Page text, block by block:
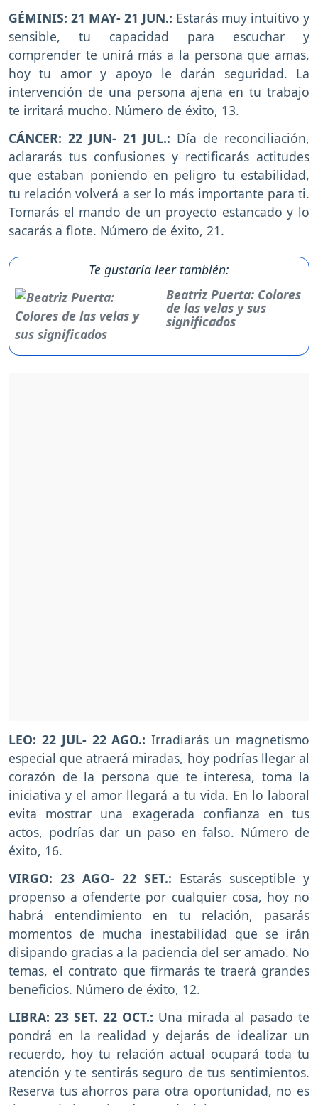
GÉMINIS: 21 MAY- 21 JUN.: Estarás muy intuitivo y
sensible, tu capacidad para escuchar y
comprender te unirá más a la persona que amas,
hoy tu amor y apoyo le darán seguridad. La
intervención de una persona ajena en tu trabajo
te irritará mucho. Número de éxito, 13.
CÁNCER: 22 JUN- 21 JUL.: Día de reconciliación,
aclararás tus confusiones y rectificarás actitudes
que estaban poniendo en peligro tu estabilidad,
tu relación volverá a ser lo más importante para ti.
Tomarás el mando de un proyecto estancado y lo
sacarás a flote. Número de éxito, 21.
Te gustaría leer también:
Beatriz Puerta: Colores
de las velas y sus
significados
LEO: 22 JUL- 22 AGO.:Irradiarás un magnetismo
especial que atraerá miradas, hoy podrías llegar al
corazón de la persona que te interesa, toma la
iniciativa y el amor llegará a tu vida. En lo laboral
evita mostrar una exagerada confianza en tus
actos, podrías dar un paso en falso. Número de
éxito, 16.
VIRGO: 23 AGO- 22 SET.: Estarás susceptible y
propenso a ofenderte por cualquier cosa, hoy no
habrá entendimiento en tu relación, pasarás
momentos de mucha inestabilidad que se irán
disipando gracias a la paciencia del ser amado. No
temas, el contrato que firmarás te traerá grandes
beneficios. Número de éxito, 12.
LIBRA: 23 SET. 22 OCT.: Una mirada al pasado te
pondrá en la realidad y dejarás de idealizar un
recuerdo, hoy tu relación actual ocupará toda tu
atención y te sentirás seguro de tus sentimientos.
Reserva tus ahorros para otra oportunidad, no es